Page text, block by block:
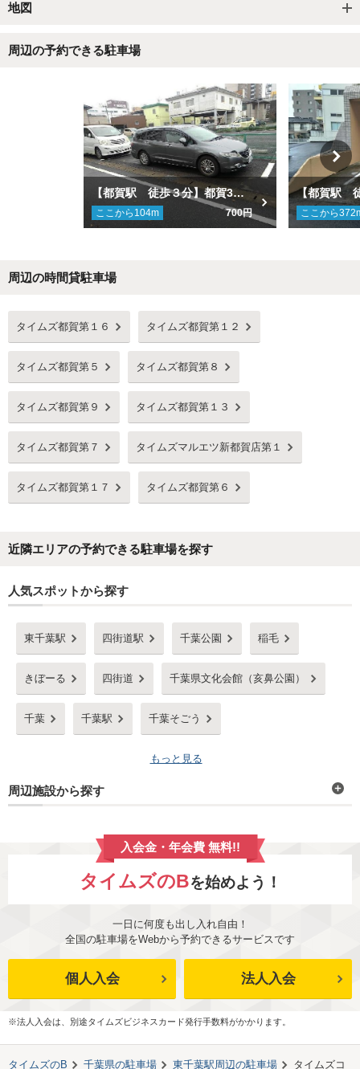
地図
周辺の予約できる駐車場
【都賀駅 徒歩３分】都賀3丁目駐車場
ここから 104m 700円 ここから372
周辺の時間貸駐車場
タイムズ都賀第１６ タイムズ都賀第１２
タイムズ都賀第５ タイムズ都賀第８
タイムズ都賀第９ タイムズ都賀第１３
タイムズ都賀第７ タイムズマルエツ新都賀店第１
タイムズ都賀第１７ タイムズ都賀第６
近隣エリアの予約できる駐車場を探す
人気スポットから探す
東千葉駅 四街道駅 千葉公園 稲毛
きぼーる 四街道 千葉県文化会館（亥鼻公園）
千葉 千葉駅 千葉そごう
もっと見る
周辺施設から探す
入会金・年会費 無料!!
タイムズのBを始めよう！
一日に何度も出し入れ自由！
全国の駐車場をWebから予約できるサービスです
個人入会 法人入会
※法人入会は、別途タイムズビジネスカード発行手数料がかかります。
タイムズのB 千葉県の駐車場 東千葉駅周辺の駐車場 タイムズコ